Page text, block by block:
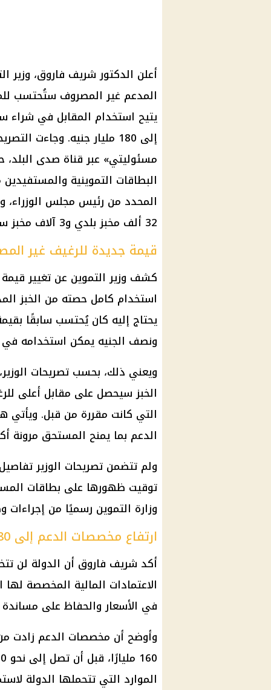
أعلن الدكتورشريف فاروق، وزير
المدعم غير المصروف ستُحتسب
يتيح استخدام المقابل في شراء
إلى 180 مليار جنيه. وجاءت
مسئوليتي» عبر قناة صدى البلد،
البطاقات التموينية
المحدد من رئيس مجلس الوزراء
32 ألف مخبز بلدي و3 آلاف مخبز سياحي لضمان تنفيذ القرار.
قيمة جديدة للرغيف غير
كشف وزير التموين عن تغيير
استخدام كامل حصته من الخبز
يحتاج إليه كان يُحتسب سابقًا
ونصف الجنيه يمكن استخدامه
ويعني ذلك، بحسب تصريحات
الخبز سيحصل على مقابل أعلى
التي كانت مقررة من قبل. ويأتي
الدعم بما يمنح المستحق مرونة
ولم تتضمن تصريحات الوزير
توقيت ظهورها على بطاقات
وزارة التموين رسميًا من إجراءات
ارتفاع مخصصات الدعم إلى 180 مليار جنيه
أكد شريف فاروق أن الدولة لن
الاعتمادات المالية المخصصة لها
في الأسعار والحفاظ على
الموارد التي تتحملها الدولة